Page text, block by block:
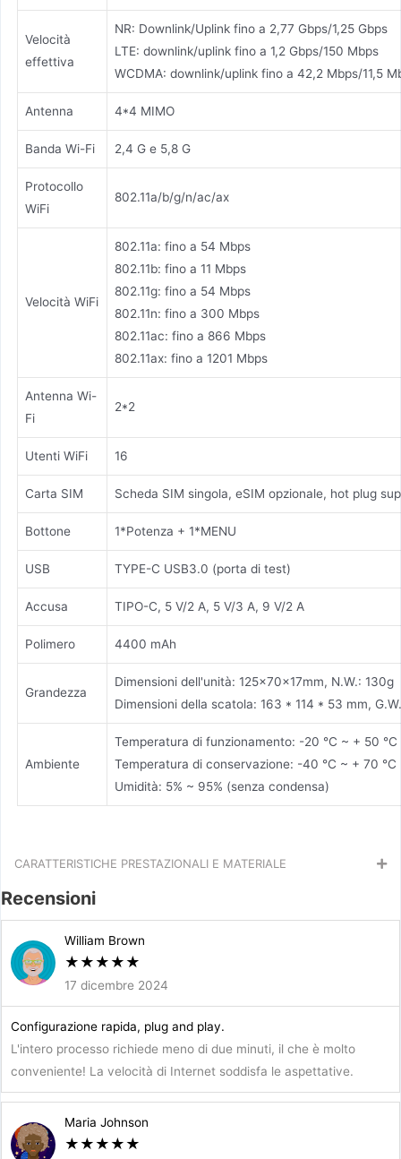
Velocità
effettiva
NR: Downlink/Uplink fino a 2,77 Gbps/1,25 Gbps
LTE: downlink/uplink fino a 1,2 Gbps/150 Mbps
WCDMA: downlink/uplink fino a 42,2 Mbps/11,5
Antenna 4*4 MIMO
Banda Wi-Fi 2,4 G e 5,8 G
Protocollo
WiFi
802.11a/b/g/n/ac/ax
Velocità WiFi
802.11a: fino a 54
802.11b: fino a 11
802.11g: fino a 54
802.11n: fino a 300
802.11ac: fino a 866
802.11ax: fino a 1201 Mbps
Antenna Wi-
Fi
2*2
Utenti WiFi 16
Carta SIM Scheda SIM singola, eSIM opzionale, hot plug
Bottone 1*Potenza + 1*MENU
USB TYPE-C USB3.0 (porta di test)
Accusa TIPO-C, 5 V/2 A, 5 V/3 A, 9 V/2 A
Polimero 4400 mAh
Grandezza
Dimensioni dell'unità: 125x70x17mm, N.W.: 130g
Dimensioni della scatola: 163 * 114 * 53 mm,
Ambiente
Temperatura di funzionamento: -20 °C ~ + 50 °C
Temperatura di conservazione: -40 °C ~ + 70 °C
Umidità: 5% ~ 95% (senza condensa)
CARATTERISTICHE PRESTAZIONALI E MATERIALE
Recensioni
William Brown
★ ★ ★ ★ ★
17 dicembre 2024
Configurazione rapida, plug and play.
L'intero processo richiede meno di due minuti, il che è molto
conveniente! La velocità di Internet soddisfa le aspettative.
Maria Johnson
★ ★ ★ ★ ★